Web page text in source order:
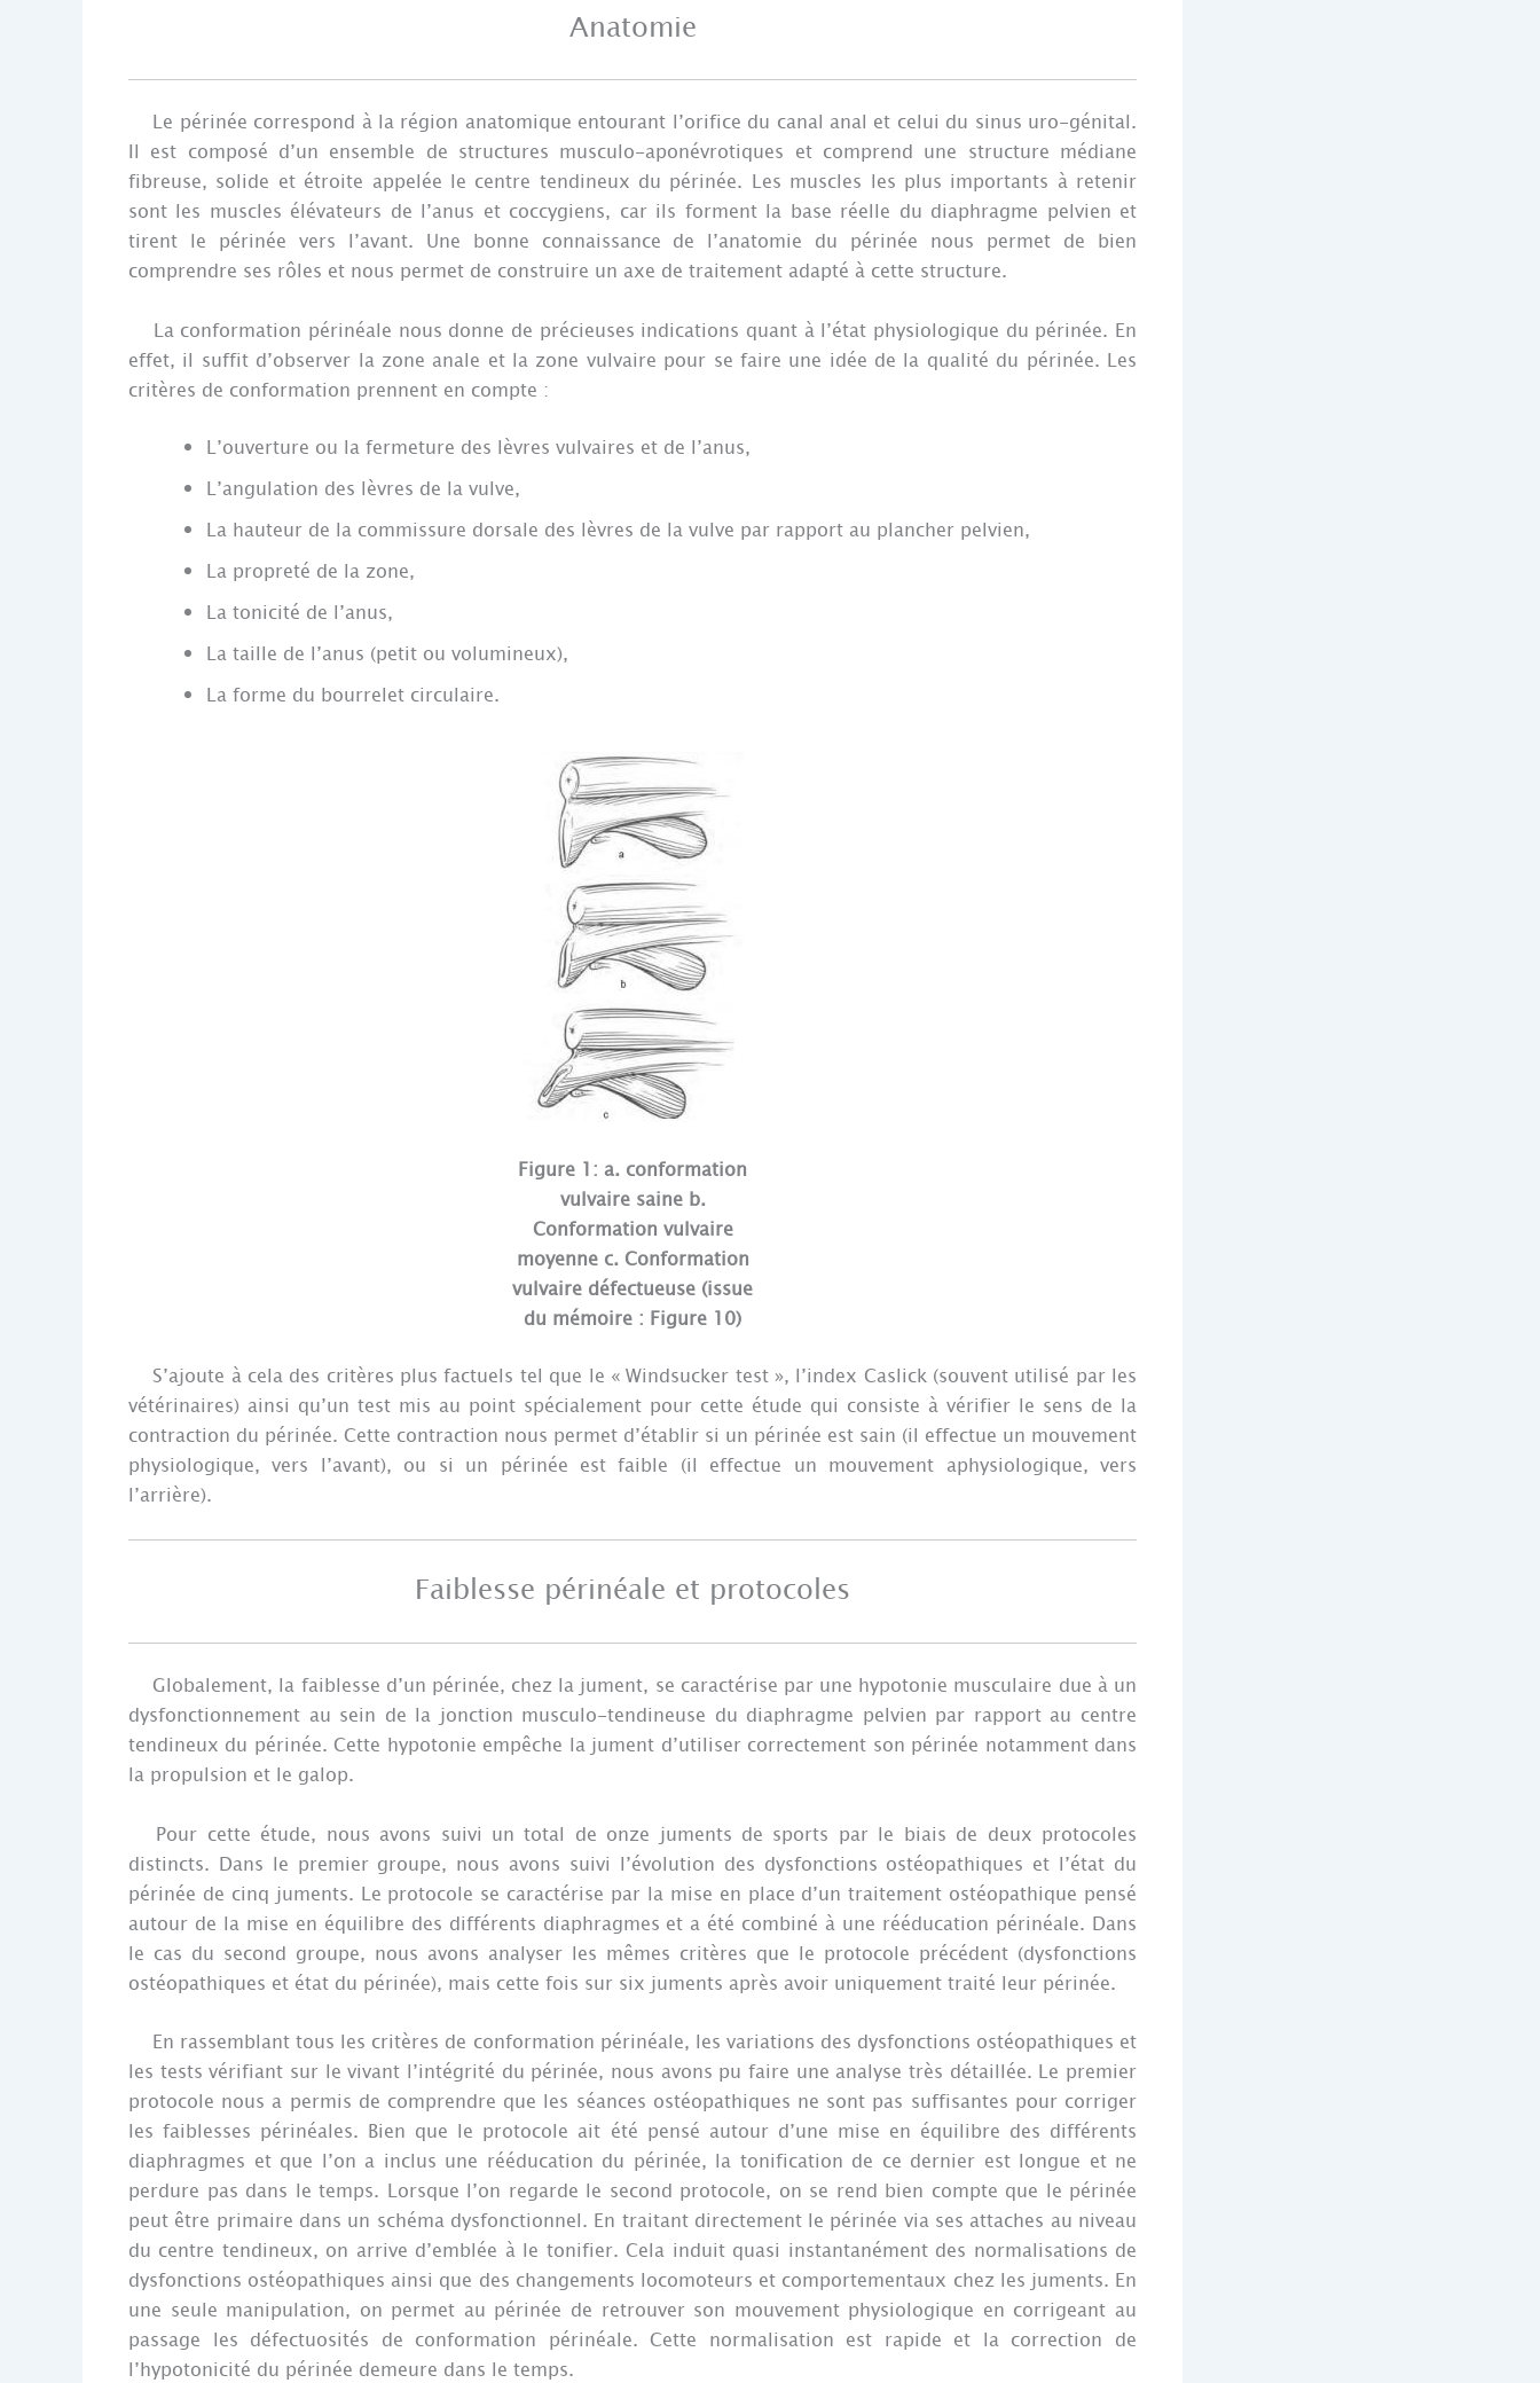
Anatomie
Le périnée correspond à la région anatomique entourant l’orifice du canal anal et celui du sinus uro-génital.
Il est composé d’un ensemble de structures musculo-aponévrotiques et comprend une structure médiane
fibreuse, solide et étroite appelée le centre tendineux du périnée. Les muscles les plus importants à retenir
sont les muscles élévateurs de l’anus et coccygiens, car ils forment la base réelle du diaphragme pelvien et
tirent le périnée vers l’avant. Une bonne connaissance de l’anatomie du périnée nous permet de bien
comprendre ses rôles et nous permet de construire un axe de traitement adapté à cette structure.
La conformation périnéale nous donne de précieuses indications quant à l’état physiologique du périnée. En
effet, il suffit d’observer la zone anale et la zone vulvaire pour se faire une idée de la qualité du périnée. Les
critères de conformation prennent en compte :
L’ouverture ou la fermeture des lèvres vulvaires et de l’anus,
L’angulation des lèvres de la vulve,
La hauteur de la commissure dorsale des lèvres de la vulve par rapport au plancher pelvien,
La propreté de la zone,
La tonicité de l’anus,
La taille de l’anus (petit ou volumineux),
La forme du bourrelet circulaire.
Figure 1: a. conformation
vulvaire saine b.
Conformation vulvaire
moyenne c. Conformation
vulvaire défectueuse (issue
du mémoire : Figure 10)
S’ajoute à cela des critères plus factuels tel que le « Windsucker test », l’index Caslick (souvent utilisé par les
vétérinaires) ainsi qu’un test mis au point spécialement pour cette étude qui consiste à vérifier le sens de la
contraction du périnée. Cette contraction nous permet d’établir si un périnée est sain (il effectue un mouvement
physiologique, vers l’avant), ou si un périnée est faible (il effectue un mouvement aphysiologique, vers
l’arrière).
Faiblesse périnéale et protocoles
Globalement, la faiblesse d’un périnée, chez la jument, se caractérise par une hypotonie musculaire due à un
dysfonctionnement au sein de la jonction musculo-tendineuse du diaphragme pelvien par rapport au centre
tendineux du périnée. Cette hypotonie empêche la jument d’utiliser correctement son périnée notamment dans
la propulsion et le galop.
Pour cette étude, nous avons suivi un total de onze juments de sports par le biais de deux protocoles
distincts. Dans le premier groupe, nous avons suivi l’évolution des dysfonctions ostéopathiques et l’état du
périnée de cinq juments. Le protocole se caractérise par la mise en place d’un traitement ostéopathique pensé
autour de la mise en équilibre des différents diaphragmes et a été combiné à une rééducation périnéale. Dans
le cas du second groupe, nous avons analyser les mêmes critères que le protocole précédent (dysfonctions
ostéopathiques et état du périnée), mais cette fois sur six juments après avoir uniquement traité leur périnée.
En rassemblant tous les critères de conformation périnéale, les variations des dysfonctions ostéopathiques et
les tests vérifiant sur le vivant l’intégrité du périnée, nous avons pu faire une analyse très détaillée. Le premier
protocole nous a permis de comprendre que les séances ostéopathiques ne sont pas suffisantes pour corriger
les faiblesses périnéales. Bien que le protocole ait été pensé autour d’une mise en équilibre des différents
diaphragmes et que l’on a inclus une rééducation du périnée, la tonification de ce dernier est longue et ne
perdure pas dans le temps. Lorsque l’on regarde le second protocole, on se rend bien compte que le périnée
peut être primaire dans un schéma dysfonctionnel. En traitant directement le périnée via ses attaches au niveau
du centre tendineux, on arrive d’emblée à le tonifier. Cela induit quasi instantanément des normalisations de
dysfonctions ostéopathiques ainsi que des changements locomoteurs et comportementaux chez les juments. En
une seule manipulation, on permet au périnée de retrouver son mouvement physiologique en corrigeant au
passage les défectuosités de conformation périnéale. Cette normalisation est rapide et la correction de
l’hypotonicité du périnée demeure dans le temps.